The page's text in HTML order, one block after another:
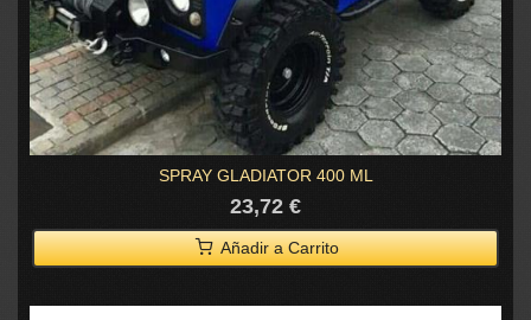
SPRAY GLADIATOR 400 ML
23,72 €
Añadir a Carrito